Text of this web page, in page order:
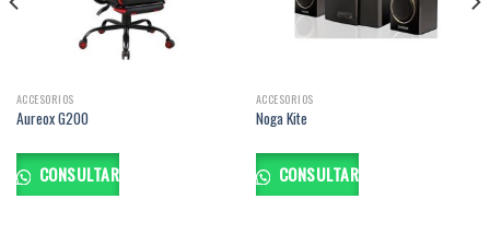
ACCESORIOS
Aureox G200
CONSULTAR
ACCESORIOS
Noga Kite
CONSULTAR